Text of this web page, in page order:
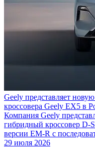
Geely представляет
кроссовера Geely EX5 в
Компания Geely
гибридный кроссовер D-
версии EM-R с
29 июля 2026